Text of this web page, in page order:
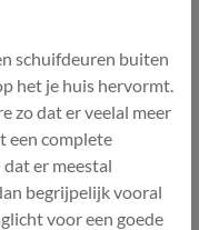
schuifdeuren buiten
het je huis hervormt.
zo dat er veelal meer
een complete
er meestal
begrijpelijk vooral
voor een goede